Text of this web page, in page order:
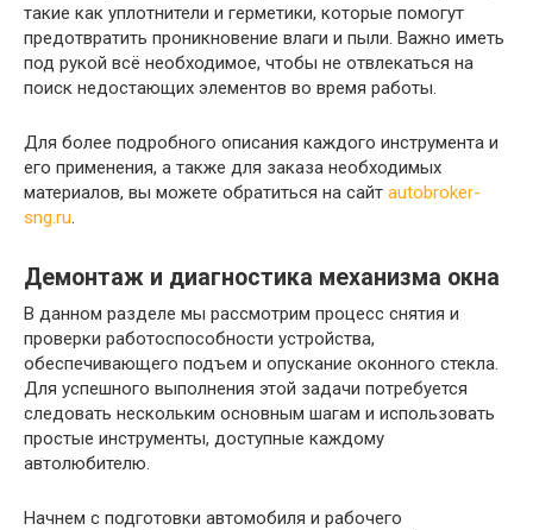
такие как уплотнители и герметики, которые помогут
предотвратить проникновение влаги и пыли. Важно иметь
под рукой всё необходимое, чтобы не отвлекаться на
поиск недостающих элементов во время работы.
Для более подробного описания каждого инструмента и
его применения, а также для заказа необходимых
материалов, вы можете обратиться на сайт autobroker-
sng.ru.
Демонтаж и диагностика механизма окна
В данном разделе мы рассмотрим процесс снятия и
проверки работоспособности устройства,
обеспечивающего подъем и опускание оконного стекла.
Для успешного выполнения этой задачи потребуется
следовать нескольким основным шагам и использовать
простые инструменты, доступные каждому
автолюбителю.
Начнем с подготовки автомобиля и рабочего